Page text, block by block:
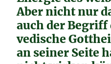
Aber nicht nur
auch der Begriff
vedische
an seiner Seite